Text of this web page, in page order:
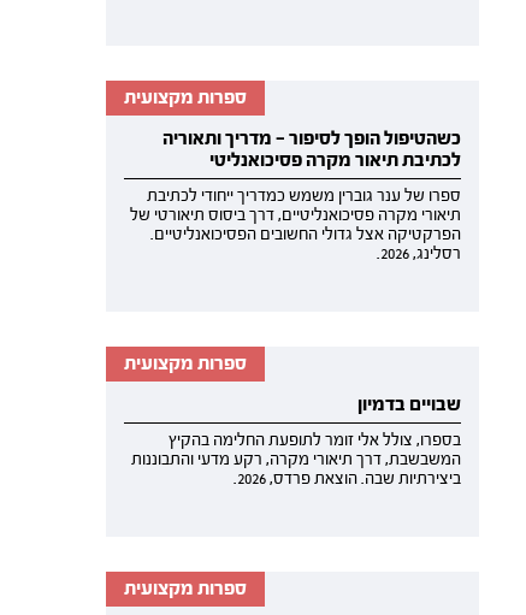
ספרות מקצועית
כשהטיפול הופך לסיפור — מדריך ותאוריה
לכתיבת תיאור מקרה פסיכואנליטי
ספרו של ענר גוברין משמש כמדריך ייחודי לכתיבת
תיאורי מקרה פסיכואנליטיים, דרך ביסוס תיאורטי של
הפרקטיקה אצל גדולי החשובים הפסיכואנליטיים.
רסלינג, 2026.
ספרות מקצועית
שבויים בדמיון
בספרו, צולל אלי זומר לתופעת החלימה בהקיץ
המשבשבת, דרך תיאורי מקרה, רקע מדעי והתבוננות
ביצירתיות שבה. הוצאת פרדס, 2026.
ספרות מקצועית